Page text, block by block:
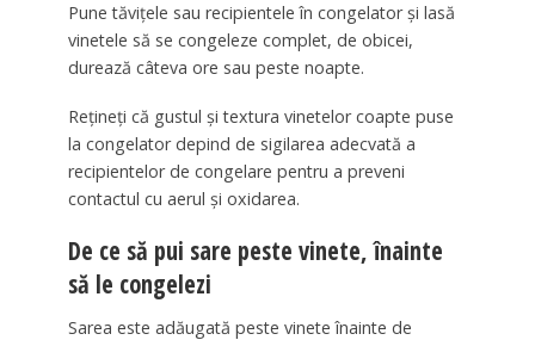
Pune tăvițele sau recipientele în congelator și lasă
vinetele să se congeleze complet, de obicei,
durează câteva ore sau peste noapte.
Rețineți că gustul și textura vinetelor coapte puse
la congelator depind de sigilarea adecvată a
recipientelor de congelare pentru a preveni
contactul cu aerul și oxidarea.
De ce să pui sare peste vinete, înainte
să le congelezi
Sarea este adăugată peste vinete înainte de